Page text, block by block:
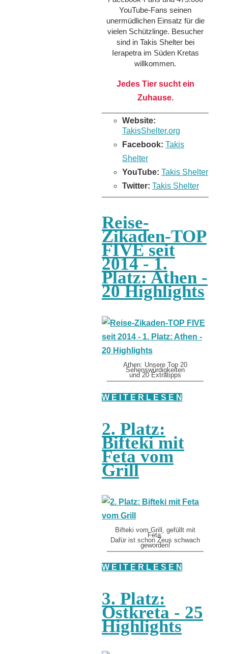
YouTube-Fans seinen
unermüdlichen Einsatz für die
vielen Schützlinge. Besucher
sind in Takis Shelter bei
Ierapetra im Süden Kretas
willkommen.
Jedes Tier sucht ein
Zuhause.
Website:
TakisShelter.org
Facebook: Takis
Shelter
YouTube: Takis Shelter
Twitter: Takis Shelter
Reise-
Zikaden-TOP
FIVE seit
2014 - 1.
Platz: Athen -
20 Highlights
Athen: Unsere Top 20
Sehenswürdigkeiten
und 20 Extratipps
W E I T E R L E S E N
2. Platz:
Bifteki mit
Feta vom
Grill
Bifteki vom Grill, gefüllt mit
Feta:
Dafür ist schon Zeus schwach
geworden!
W E I T E R L E S E N
3. Platz:
Ostkreta - 25
Highlights